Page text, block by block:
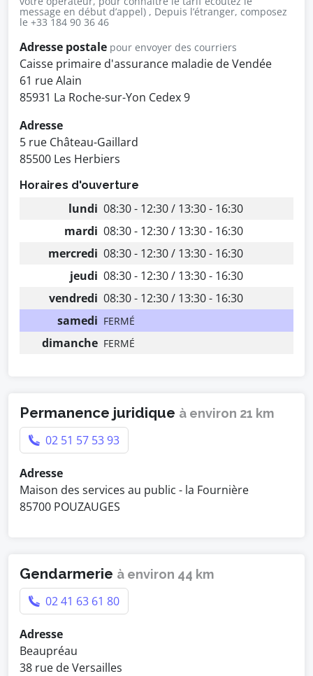
message en début d’appel) , Depuis l’étranger, composez
le +33 184 90 36 46
Adresse postale pour envoyer des courriers
Caisse primaire d'assurance maladie de Vendée
61 rue Alain
85931 La Roche-sur-Yon Cedex 9
Adresse
5 rue Château-Gaillard
85500 Les Herbiers
Horaires d'ouverture
lundi 08:30 - 12:30 / 13:30 - 16:30
mardi 08:30 - 12:30 / 13:30 - 16:30
mercredi 08:30 - 12:30 / 13:30 - 16:30
jeudi 08:30 - 12:30 / 13:30 - 16:30
vendredi 08:30 - 12:30 / 13:30 - 16:30
samedi FERMÉ
dimanche FERMÉ
Permanence juridique à environ 21 km
02 51 57 53 93
Adresse
Maison des services au public - la Fournière
85700 POUZAUGES
Gendarmerie à environ 44 km
02 41 63 61 80
Adresse
Beaupréau
38 rue de Versailles